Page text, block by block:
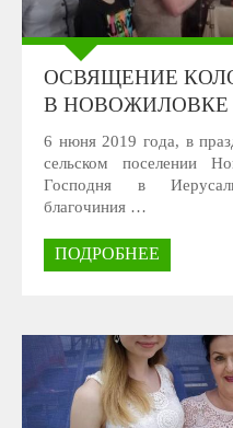
ОСВЯЩЕНИЕ
В НОВОЖИЛОВКЕ
6 нюня 2019 года, в
сельском поселении
Господня в
благочиния …
ПОДРОБНЕЕ